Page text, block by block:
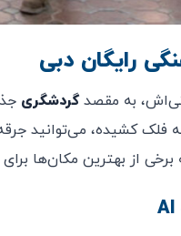
رایگان دبی
به مقصدگردشگری
کشیده، می‌توانید
برخی از بهترین مکان‌ها